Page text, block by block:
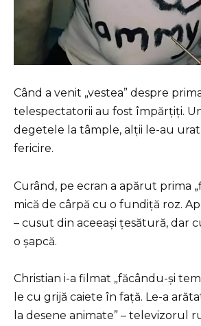
Când a venit „vestea” despre
telespectatorii au fost împărțiți.
degetele la tâmple, alții le-au
fericire.
Curând, pe ecran a apărut prima
mică de cârpă cu o fundiță roz.
– cusut din aceeași țesătură, dar
o șapcă.
Christian i-a filmat „făcându-și
le cu grijă caiete în față. Le-a
la desene animate” – televizorul